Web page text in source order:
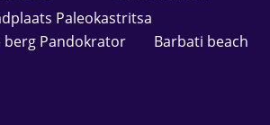
Paleokastritsa
berg Pandokrator
Barbati beach